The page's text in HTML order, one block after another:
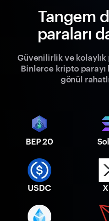
Tangem
paraları
Güvenilirlik ve kolaylık
Binlerce kripto
gönül
BEP 20
USDC